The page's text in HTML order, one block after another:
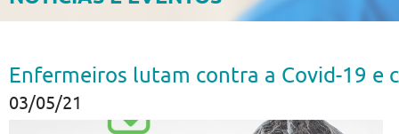
Enfermeiros lutam contra a Covid-19 e
03/05/21